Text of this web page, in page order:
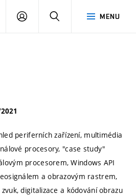
MENU
PŘIHLÁSIT
periferních zařízení, multimédia
procesory, "case study"
procesorem, Windows API
a obrazovým rastrem,
digitalizace a kódování obrazu